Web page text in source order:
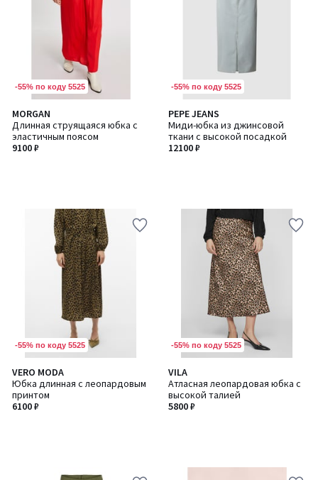
-55% по коду 5525
MORGAN
Длинная струящаяся юбка с
эластичным поясом
9100 ₽
-55% по коду 5525
PEPE JEANS
Миди-юбка из джинсовой
ткани с высокой посадкой
12100 ₽
-55% по коду 5525
VERO MODA
Юбка длинная с леопардовым
принтом
6100 ₽
-55% по коду 5525
VILA
Атласная леопардовая юбка с
высокой талией
5800 ₽